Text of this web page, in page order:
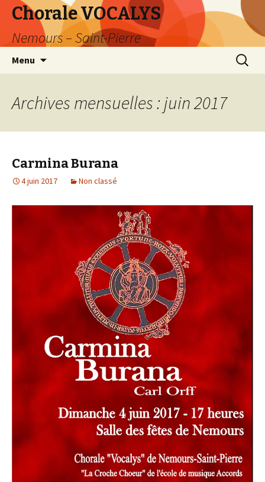
Chorale VOCALYS
Nemours – Saint-Pierre
Menu
Archives mensuelles : juin 2017
Carmina Burana
4 juin 2017 Non classé